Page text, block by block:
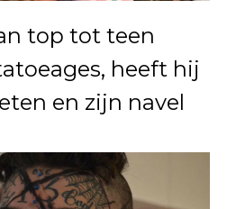
top tot teen
heeft hij
en zijn navel